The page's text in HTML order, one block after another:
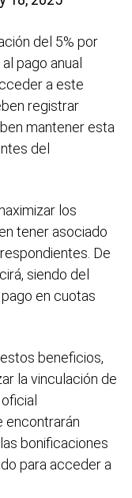
del 5% por
pago anual
a este
registrar
mantener esta
del
los
tener asociado
De
siendo del
en cuotas
beneficios,
la vinculación de
encontrarán
bonificaciones
para acceder a